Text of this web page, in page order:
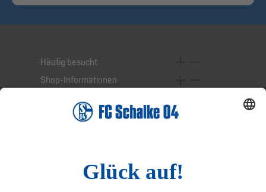
Häufig besucht
Shop-Informationen
Service-Hotline